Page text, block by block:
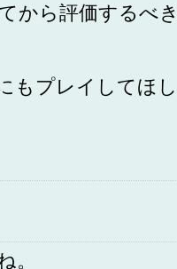
から評価するべ
もプレイしてほ
。